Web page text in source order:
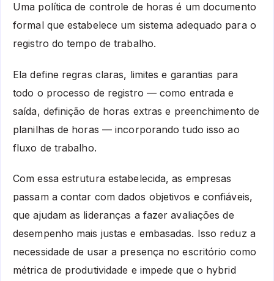
Uma política de controle de horas é um documento
formal que estabelece um sistema adequado para o
registro do tempo de trabalho.
Ela define regras claras, limites e garantias para
todo o processo de registro — como entrada e
saída, definição de horas extras e preenchimento de
planilhas de horas — incorporando tudo isso ao
fluxo de trabalho.
Com essa estrutura estabelecida, as empresas
passam a contar com dados objetivos e confiáveis,
que ajudam as lideranças a fazer avaliações de
desempenho mais justas e embasadas. Isso reduz a
necessidade de usar a presença no escritório como
métrica de produtividade e impede que o hybrid